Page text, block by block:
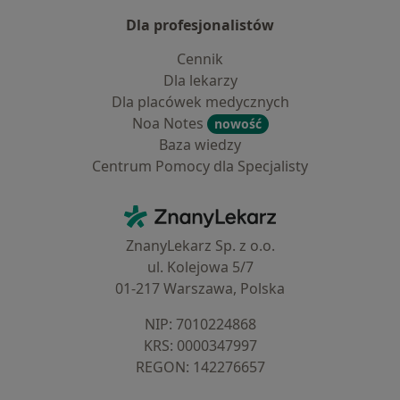
Dla profesjonalistów
Cennik
Dla lekarzy
Dla placówek medycznych
Noa Notes
nowość
Baza wiedzy
Centrum Pomocy dla Specjalisty
ZnanyLekarz - Strona główna
ZnanyLekarz Sp. z o.o.
ul. Kolejowa 5/7
01-217 Warszawa, Polska
NIP: ⁠7010224868
KRS: ⁠0000347997
REGON: ⁠142276657